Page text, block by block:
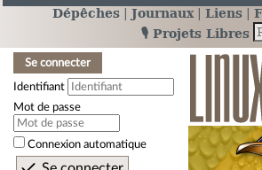
Dépêches Journaux Liens
🎙️ Projets Libres
Se connecter
Identifiant
Mot de passe
Connexion automatique